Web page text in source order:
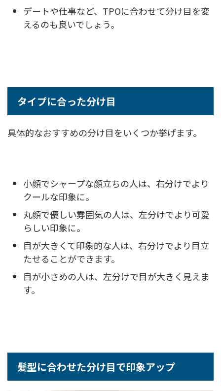
デートや仕事など、TPOに合わせて分け目を変
えるのも良いでしょう。
タイプに合った分け目
具体的なおすすめの分け目をいくつか挙げます。
小顔でシャープな顔立ちの人は、右分けでより
クールな印象に。
丸顔で優しい雰囲気の人は、左分けでより可愛
らしい印象に。
目が大きくて印象的な人は、右分けでより目立
たせることができます。
目が小さめの人は、左分けで目が大きく見えま
す。
髪型に合わせた分け目で印象アップ